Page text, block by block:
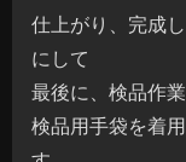
仕上がり、完成
にして
最後に、検品作業
検品用手袋を着